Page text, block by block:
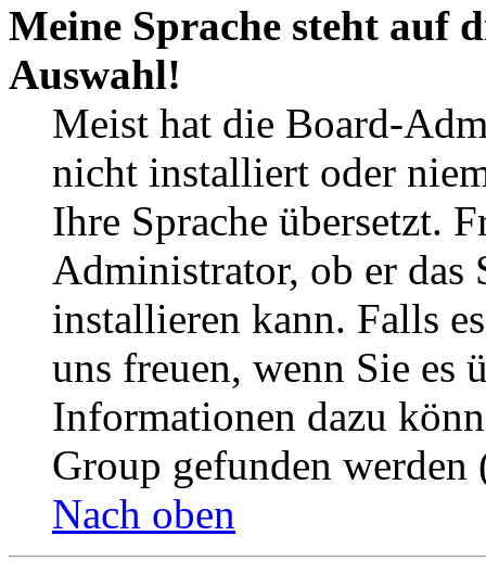
Meine Sprache steht auf
Auswahl!
Meist hat die Board-
nicht installiert oder
Ihre Sprache übersetzt.
Administrator, ob er das
installieren kann. Falls
uns freuen, wenn Sie es
Informationen dazu
Group gefunden
Nach oben